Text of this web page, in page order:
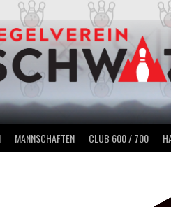
MANNSCHAFTEN CLUB 600 / 700